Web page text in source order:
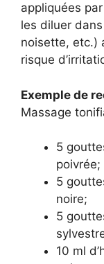
appliquées
les diluer
noisette, etc.)
risque
Exemple de
Massage
5
poivrée;
5
noire;
5
10 ml